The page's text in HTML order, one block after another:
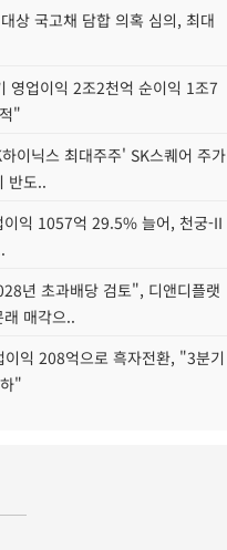
상 국고채 담합 의혹 심의, 최대
영업이익 2조2천억 순이익 1조7
"
이닉스 최대주주' SK스퀘어 주가
반도..
익 1057억 29.5% 늘어, 천궁-II
년 초과배당 검토", 디앤디플랫
매각으..
익 208억으로 흑자전환, "3분기
"